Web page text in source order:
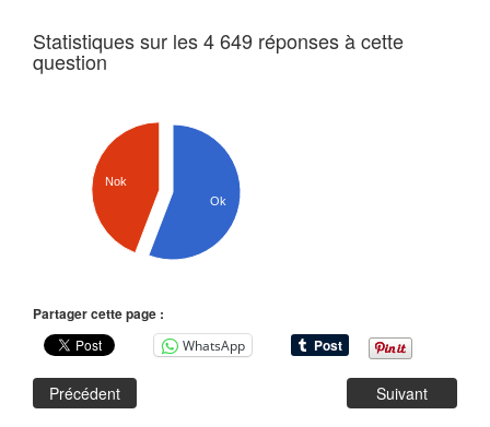
Statistiques sur les 4 649 réponses à cette
question
Nok
Ok
Partager cette page :
WhatsApp
Précédent Suivant